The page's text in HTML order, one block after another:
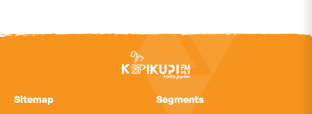
Sitemap Segments